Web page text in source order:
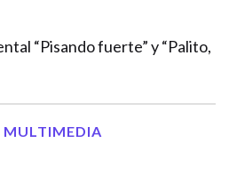
“Pisando fuerte” y “Palito,
MULTIMEDIA